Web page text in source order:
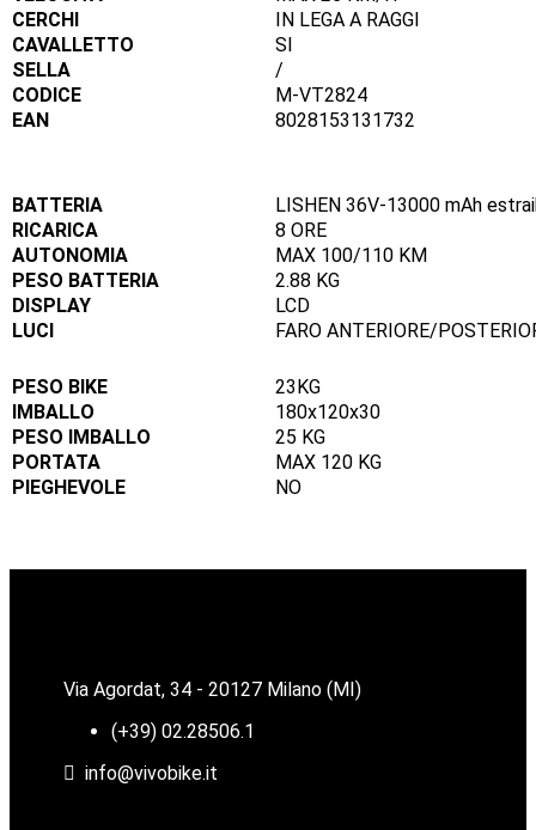
CERCHI
IN LEGA A RAGGI
CAVALLETTO
SI
SELLA
/
CODICE
M-VT2824
EAN
8028153131732
BATTERIA
LISHEN 36V-13000 mAh
RICARICA
8 ORE
AUTONOMIA
MAX 100/110 KM
PESO BATTERIA
2.88 KG
DISPLAY
LCD
LUCI
FARO ANTERIORE/
PESO BIKE
23KG
IMBALLO
180x120x30
PESO IMBALLO
25 KG
PORTATA
MAX 120 KG
PIEGHEVOLE
NO
Via Agordat, 34 - 20127 Milano (MI)
(+39) 02.28506.1
info@vivobike.it